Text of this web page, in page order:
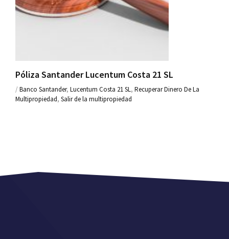
Póliza Santander Lucentum Costa 21 SL
/Banco Santander, Lucentum Costa 21 SL, Recuperar Dinero De La
Multipropiedad, Salir de la multipropiedad